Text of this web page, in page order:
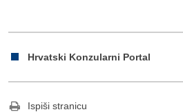
Hrvatski Konzularni Portal
Ispiši stranicu